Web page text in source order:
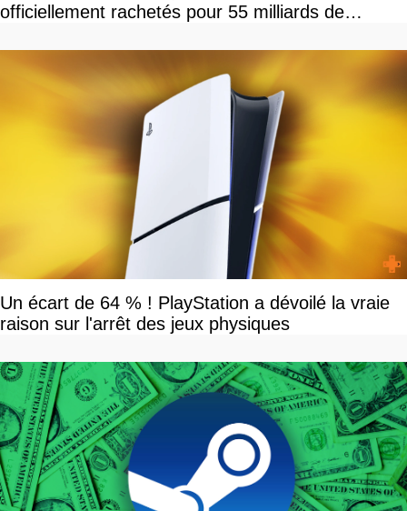
officiellement rachetés pour 55 milliards de
Un écart de 64 % ! PlayStation a dévoilé la vraie
raison sur l'arrêt des jeux physiques